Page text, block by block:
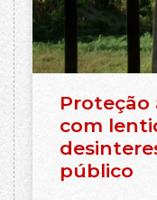
Proteção
com
público